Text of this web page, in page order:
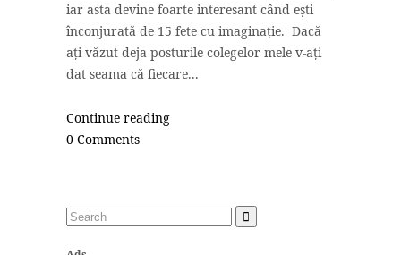
iar asta devine foarte interesant când ești
înconjurată de 15 fete cu imaginație. Dacă
ați văzut deja posturile colegelor mele v-ați
dat seama că fiecare...
Continue reading
0 Comments